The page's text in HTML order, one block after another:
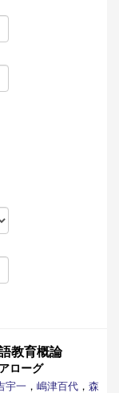
教育概論
ローグ
宇一 ， 嶋津百代 ， 森